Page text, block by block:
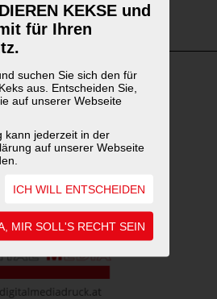
KEKSE und
für Ihren
suchen Sie sich den für
aus. Entscheiden Sie,
auf unserer Webseite
kann jederzeit in der
auf unserer Webseite
ICH WILL ENTSCHEIDEN
MIR SOLL'S RECHT SEIN
1 2
LINKS